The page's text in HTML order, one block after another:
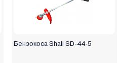
Бензокоса Shall SD-44-5